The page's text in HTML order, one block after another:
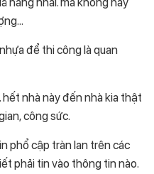
để thi công là quan
hết nhà này đến nhà kia thật
công sức.
phổ cập tràn lan trên các
phải tin vào thông tin nào.